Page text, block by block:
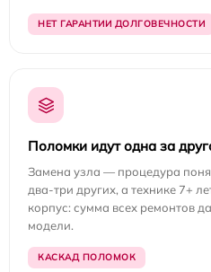
НЕТ ГАРАНТИИ ДОЛГОВЕЧНОСТИ
Поломки идут одна за
Замена узла — процедура
два-три других, а технике 7+
корпус: сумма всех ремонтов
модели.
КАСКАД ПОЛОМОК